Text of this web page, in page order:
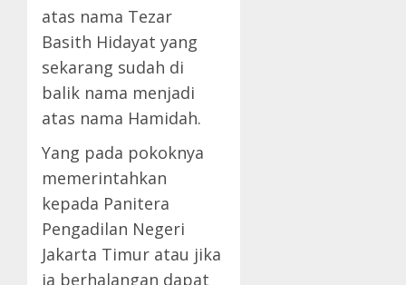
atas nama Tezar
Basith Hidayat yang
sekarang sudah di
balik nama menjadi
atas nama Hamidah.
Yang pada pokoknya
memerintahkan
kepada Panitera
Pengadilan Negeri
Jakarta Timur atau jika
ia berhalangan dapat